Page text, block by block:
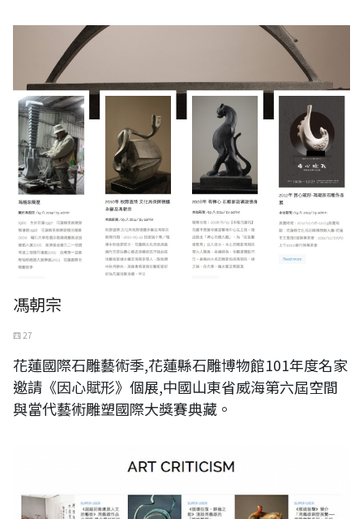
馮朝宗
四 27
花蓮國際石雕藝術季,花蓮縣石雕博物館101年度名家
邀請《因心賦形》個展,中國山東省威海第六屆空間
與當代藝術雕塑國際大獎賽典藏。